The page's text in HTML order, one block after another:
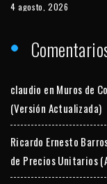
4 agosto, 2026
claudio en Muros de
(Versión Actualizada)
Ricardo Ernesto
de Precios Unitarios